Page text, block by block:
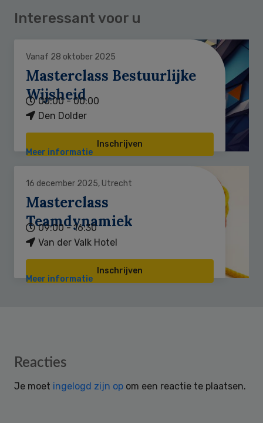
Interessant voor u
Vanaf 28 oktober 2025
Masterclass Bestuurlijke
Wijsheid
00:00 - 00:00
Den Dolder
Inschrijven
Meer informatie
16 december 2025, Utrecht
Masterclass
Teamdynamiek
09:00 - 16:30
Van der Valk Hotel
Inschrijven
Meer informatie
Reader
Reacties
Je moet ingelogd zijn op om een reactie te plaatsen.